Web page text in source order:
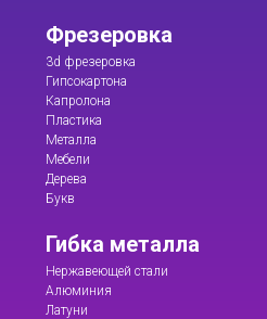
Фрезеровка
3d фрезеровка
Гипсокартона
Капролона
Пластика
Металла
Мебели
Дерева
Букв
Гибка металла
Нержавеющей стали
Алюминия
Латуни